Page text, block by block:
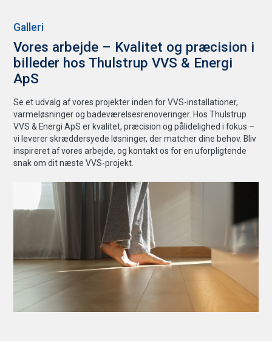
Galleri
Vores arbejde – Kvalitet og præcision i
billeder hos Thulstrup VVS & Energi
ApS
Se et udvalg af vores projekter inden for VVS-installationer,
varmeløsninger og badeværelsesrenoveringer. Hos Thulstrup
VVS & Energi ApS er kvalitet, præcision og pålidelighed i fokus –
vi leverer skræddersyede løsninger, der matcher dine behov. Bliv
inspireret af vores arbejde, og kontakt os for en uforpligtende
snak om dit næste VVS-projekt.